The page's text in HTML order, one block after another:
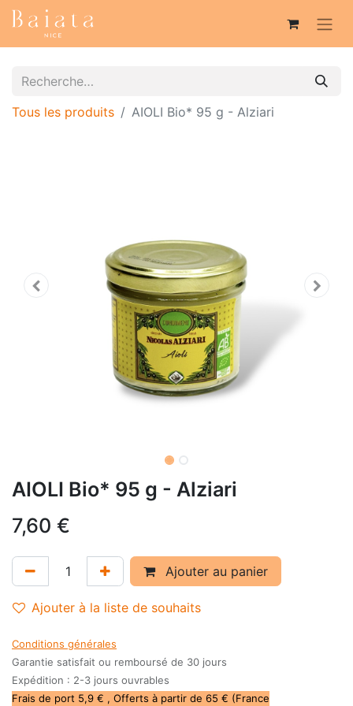
Tous les produits AIOLI Bio* 95 g - Alziari
AIOLI Bio* 95 g - Alziari
7,60 €
Ajouter au panier
Ajouter à la liste de souhaits
Conditions générales
Garantie satisfait ou remboursé de 30 jours
Expédition : 2-3 jours ouvrables
Frais de port 5,9 € , Offerts à partir de 65 € (France